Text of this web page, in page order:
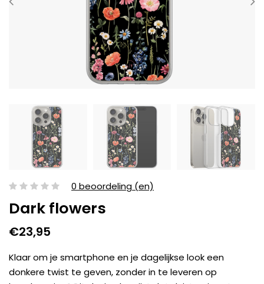
0 beoordeling (en)
Dark flowers
€23,95
Klaar om je smartphone en je dagelijkse look een
donkere twist te geven, zonder in te leveren op